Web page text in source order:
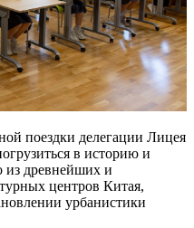
поездки делегации Лицея
в историю и
древнейших и
центров Китая,
урбанистики